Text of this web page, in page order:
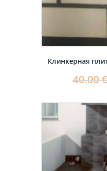
Клинкерная
40.00€